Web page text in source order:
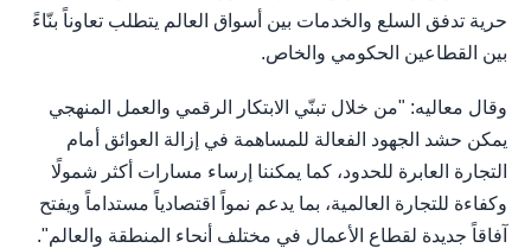
حرية تدفق السلع والخدمات بين أسواق العالم يتطلب تعاوناً بنّاءً
بين القطاعين الحكومي والخاص.
وقال معاليه: "من خلال تبنّي الابتكار الرقمي والعمل المنهجي
يمكن حشد الجهود الفعالة للمساهمة في إزالة العوائق أمام
التجارة العابرة للحدود، كما يمكننا إرساء مسارات أكثر شمولًا
وكفاءة للتجارة العالمية، بما يدعم نمواً اقتصادياً مستداماً ويفتح
آفاقاً جديدة لقطاع الأعمال في مختلف أنحاء المنطقة والعالم".